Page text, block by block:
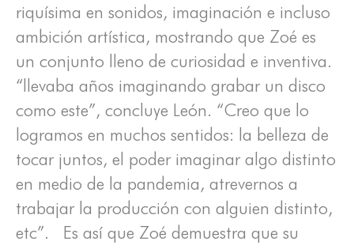
riquísima en sonidos, imaginación e incluso
ambición artística, mostrando que Zoé es
un conjunto lleno de curiosidad e inventiva.
“llevaba años imaginando grabar un disco
como este”, concluye León. “Creo que lo
logramos en muchos sentidos: la belleza de
tocar juntos, el poder imaginar algo distinto
en medio de la pandemia, atrevernos a
trabajar la producción con alguien distinto,
etc”. Es así que Zoé demuestra que su